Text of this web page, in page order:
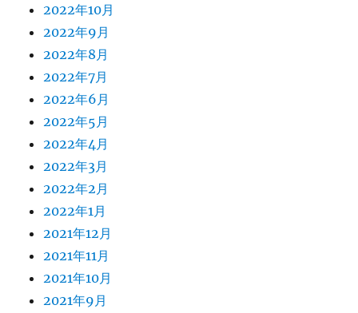
2022年10月
2022年9月
2022年8月
2022年7月
2022年6月
2022年5月
2022年4月
2022年3月
2022年2月
2022年1月
2021年12月
2021年11月
2021年10月
2021年9月